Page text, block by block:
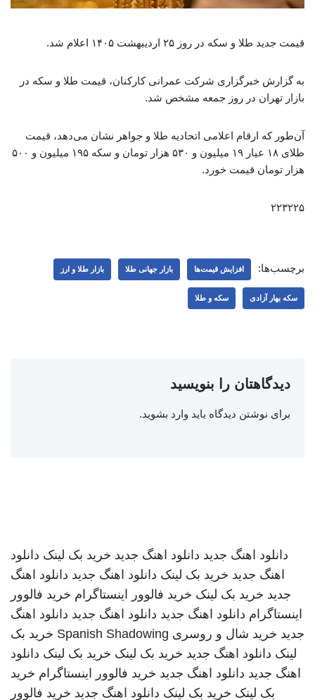
قیمت جدید طلا و سکه در روز ۲۵ اردیبهشت ۱۴۰۵ اعلام شد.
به گزارش خبرگزاری شرکت عمرانی کارکنان، قیمت طلا و سکه در
بازار تهران در روز جمعه مشخص شد.
آن‌طور که ارقام اعلامی اتحادیه طلا و جواهر نشان می‌دهد، قیمت
طلای ۱۸ عیار ۱۹ میلیون و ۵۳۰ هزار تومان و سکه ۱۹۵ میلیون و ۵۰۰
هزار تومان قیمت خورد.
۲۲۳۲۲۵
برچسب‌ها: افزایش قیمت‌ها بازار جهانی طلا بازار طلا و ارز
سکه بهار آزادی سکه و طلا
دیدگاهتان را بنویسید
برای نوشتن دیدگاه باید وارد بشوید.
دانلود اهنگ جدید دانلود اهنگ جدید خرید بک لینک دانلود
اهنگ جدید خرید بک لینک دانلود اهنگ جدید دانلود اهنگ
جدید خرید بک لینک خرید فالوور اینستاگرام خرید فالوور
اینستاگرام دانلود اهنگ جدید دانلود اهنگ جدید دانلود اهنگ
جدید خرید شال و روسری Spanish Shadowing خرید بک
لینک دانلود اهنگ جدید خرید بک لینک خرید بک لینک دانلود
اهنگ جدید دانلود اهنگ جدید خرید فالوور اینستاگرام خرید
بک لینک خرید بک لینک دانلود اهنگ جدید خرید فالوور